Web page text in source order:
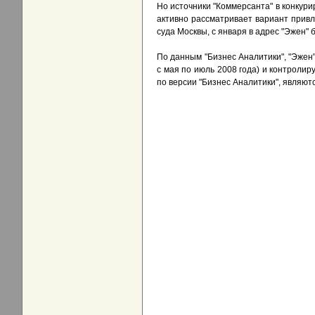
Но источники "Коммерсанта" в
активно рассматривает вариант
суда Москвы, с января в адрес "Эжен"
По данным "Бизнес Аналитики",
с мая по июль 2008 года) и
по версии "Бизнес Аналитики",